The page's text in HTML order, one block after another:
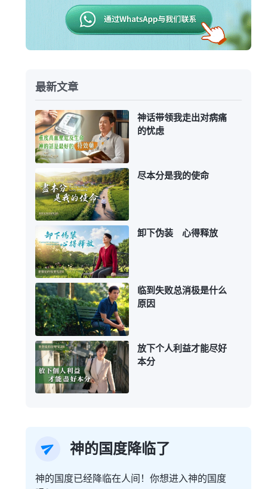
最新文章
神话带领我走出对病痛
的忧虑
尽本分是我的使命
卸下伪装 心得释放
临到失败总消极是什么
原因
放下个人利益才能尽好
本分
神的国度降临了
神的国度已经降临在人间！你想进入神的国度